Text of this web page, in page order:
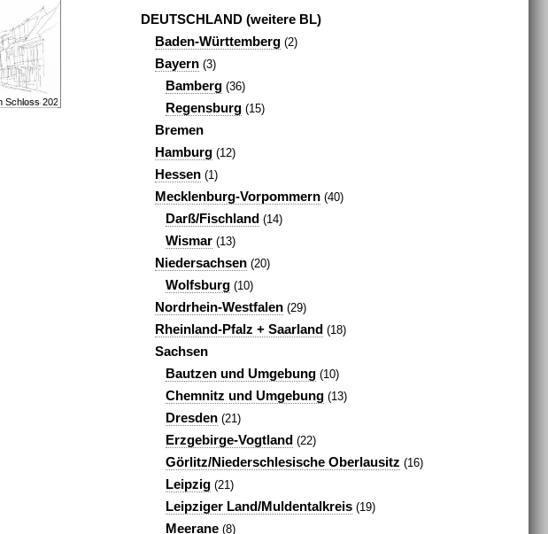
DEUTSCHLAND (weitere BL)
Baden-Württemberg (2)
Bayern (3)
Bamberg (36)
Regensburg (15)
Bremen
Hamburg (12)
Hessen (1)
Mecklenburg-Vorpommern (40)
Darß/Fischland (14)
Wismar (13)
Niedersachsen (20)
Wolfsburg (10)
Nordrhein-Westfalen (29)
Rheinland-Pfalz + Saarland (18)
Sachsen
Bautzen und Umgebung (10)
Chemnitz und Umgebung (13)
Dresden (21)
Erzgebirge-Vogtland (22)
Görlitz/Niederschlesische Oberlausitz (16)
Leipzig (21)
Leipziger Land/Muldentalkreis (19)
Meerane (8)
2023